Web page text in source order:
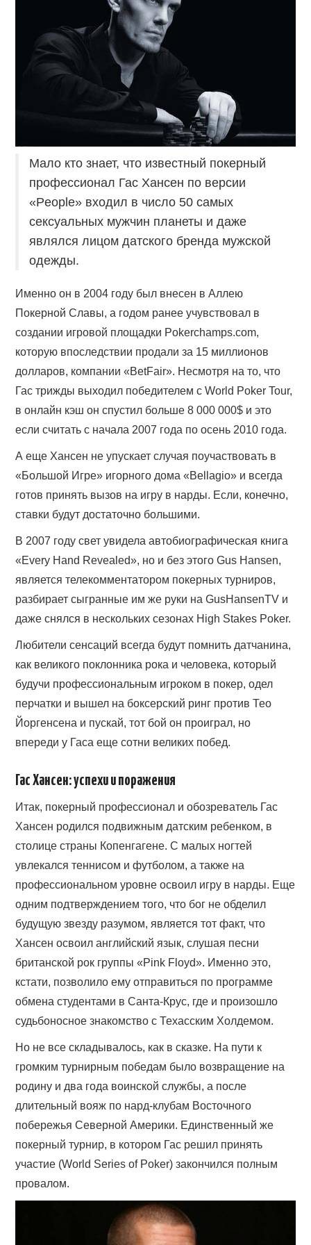
Мало кто знает, что известный покерный
профессионал Гас Хансен по версии
«People» входил в число 50 самых
сексуальных мужчин планеты и даже
являлся лицом датского бренда мужской
одежды.
Именно он в 2004 году был внесен в Аллею
Покерной Славы, а годом ранее учувствовал в
создании игровой площадки Pokerchamps.com,
которую впоследствии продали за 15 миллионов
долларов, компании «BetFair». Несмотря на то, что
Гас трижды выходил победителем с World Poker Tour,
в онлайн кэш он спустил больше 8 000 000$ и это
если считать с начала 2007 года по осень 2010 года.
А еще Хансен не упускает случая поучаствовать в
«Большой Игре» игорного дома «Bellagio» и всегда
готов принять вызов на игру в нарды. Если, конечно,
ставки будут достаточно большими.
В 2007 году свет увидела автобиографическая книга
«Every Hand Revealed», но и без этого Gus Hansen,
является телекомментатором покерных турниров,
разбирает сыгранные им же руки на GusHansenTV и
даже снялся в нескольких сезонах High Stakes Poker.
Любители сенсаций всегда будут помнить датчанина,
как великого поклонника рока и человека, который
будучи профессиональным игроком в покер, одел
перчатки и вышел на боксерский ринг против Тео
Йоргенсена и пускай, тот бой он проиграл, но
впереди у Гаса еще сотни великих побед.
Гас Хансен: успехи и поражения
Итак, покерный профессионал и обозреватель Гас
Хансен родился подвижным датским ребенком, в
столице страны Копенгагене. С малых ногтей
увлекался теннисом и футболом, а также на
профессиональном уровне освоил игру в нарды. Еще
одним подтверждением того, что бог не обделил
будущую звезду разумом, является тот факт, что
Хансен освоил английский язык, слушая песни
британской рок группы «Pink Floyd». Именно это,
кстати, позволило ему отправиться по программе
обмена студентами в Санта-Крус, где и произошло
судьбоносное знакомство с Техасским Холдемом.
Но не все складывалось, как в сказке. На пути к
громким турнирным победам было возвращение на
родину и два года воинской службы, а после
длительный вояж по нард-клубам Восточного
побережья Северной Америки. Единственный же
покерный турнир, в котором Гас решил принять
участие (World Series of Poker) закончился полным
провалом.